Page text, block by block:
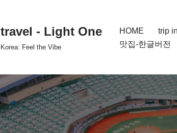
travel - Light One
Korea: Feel the Vibe
HOME trip
맛집-한글버전